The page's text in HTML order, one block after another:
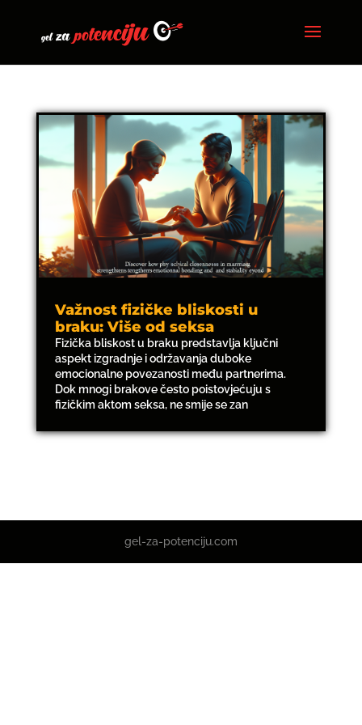
Važnost fizičke bliskosti u
braku: Više od seksa
Fizička bliskost u braku predstavlja ključni
aspekt izgradnje i održavanja duboke
emocionalne povezanosti među partnerima.
Dok mnogi brakove često poistovjećuju s
fizičkim aktom seksa, ne smije se zan
gel-za-potenciju.com